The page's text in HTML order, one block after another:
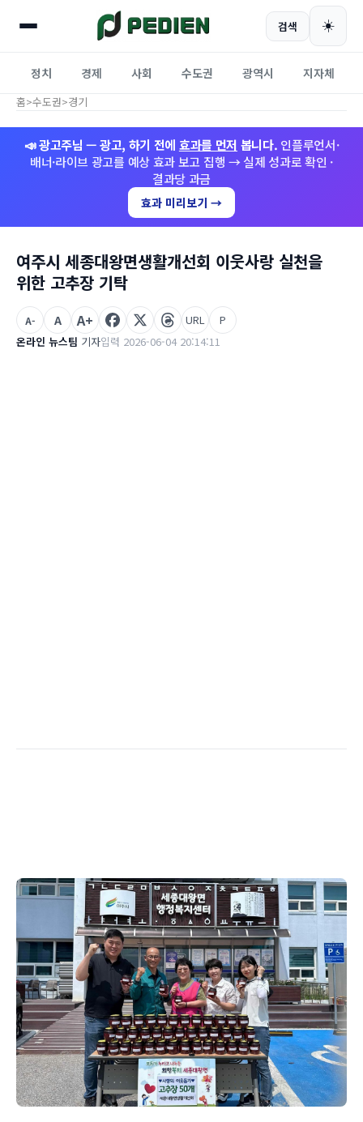
검색 ☀️
정치 경제 사회 수도권 광역시 지자체
홈>수도권>경기
📣 광고주님 — 광고, 하기 전에 효과를 먼저 봅니다. 인플루언서·
배너·라이브 광고를 예상 효과 보고 집행 → 실제 성과로 확인 ·
결과당 과금
효과 미리보기 →
여주시 세종대왕면생활개선회 이웃사랑 실천을
위한 고추장 기탁
온라인 뉴스팀 기자입력 2026-06-04 20:14:11
A- A A+ URL P